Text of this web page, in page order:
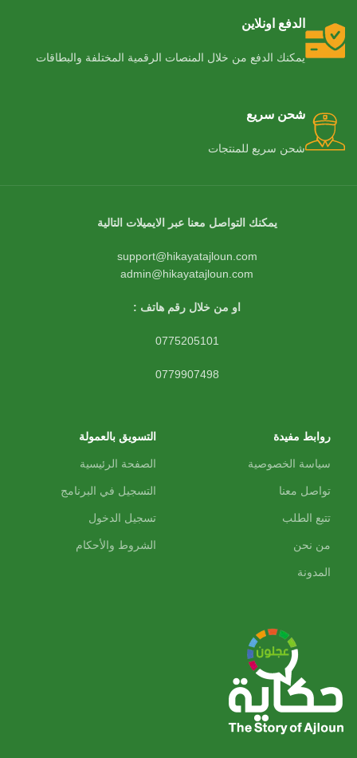
الدفع اونلاين
يمكنك الدفع من خلال المنصات الرقمية المختلفة والبطاقات
شحن سريع
شحن سريع للمنتجات
يمكنك التواصل معنا عبر الايميلات التالية
support@hikayatajloun.com
admin@hikayatajloun.com
او من خلال رقم هاتف :
0775205101
0779907498
روابط مفيدة
سياسة الخصوصية
تواصل معنا
تتبع الطلب
من نحن
المدونة
التسويق بالعمولة
الصفحة الرئيسية
التسجيل في البرنامج
تسجيل الدخول
الشروط والأحكام